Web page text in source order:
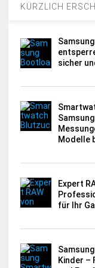
KÜRZLICH
sicher
Modelle
Expert
für Ihr
Kinder –